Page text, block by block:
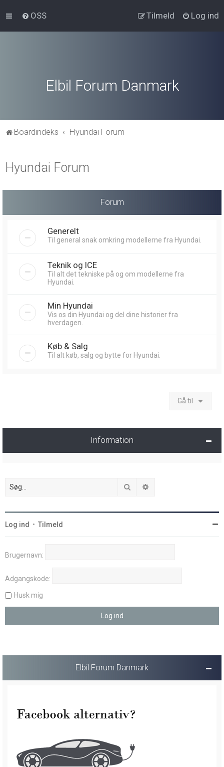
OSS Log ind
Tilmeld
Elbil Forum Danmark
Boardindeks Hyundai Forum
Hyundai Forum
Forum
Generelt
Til general snak omkring modellerne fra Hyundai.
Teknik og ICE
Til alt det tekniske på og om modellerne fra
Hyundai.
Min Hyundai
Vis os din Hyundai og del dine historier fra
hverdagen.
Køb & Salg
Til alt køb, salg og bytte for Hyundai.
Gå til
Information
Søg
Log ind • Tilmeld
Brugernavn:
Adgangskode:
Husk mig
Elbil Forum Danmark